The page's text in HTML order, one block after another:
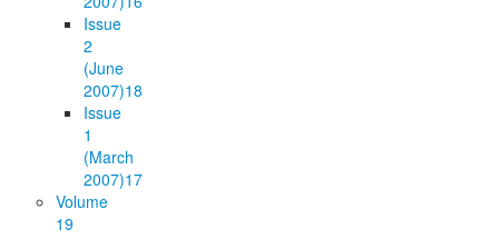
Issue
2
(June
2007)18
Issue
1
(March
2007)17
Volume
19